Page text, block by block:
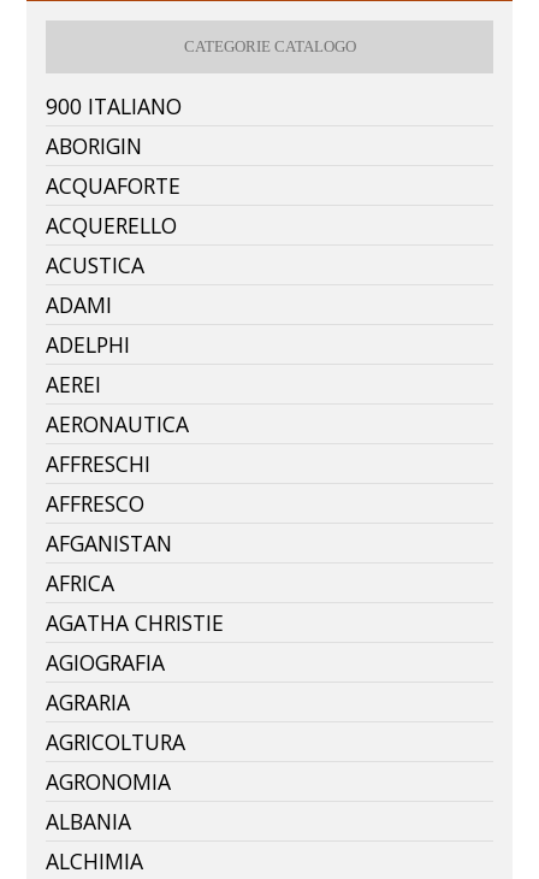
CATEGORIE CATALOGO
900 ITALIANO
ABORIGIN
ACQUAFORTE
ACQUERELLO
ACUSTICA
ADAMI
ADELPHI
AEREI
AERONAUTICA
AFFRESCHI
AFFRESCO
AFGANISTAN
AFRICA
AGATHA CHRISTIE
AGIOGRAFIA
AGRARIA
AGRICOLTURA
AGRONOMIA
ALBANIA
ALCHIMIA